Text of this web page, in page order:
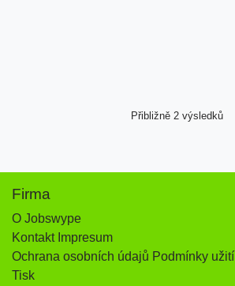
Přibližně 2 výsledků
Firma
O Jobswype
Kontakt Impresum
Ochrana osobních údajů Podmínky užití
Tisk